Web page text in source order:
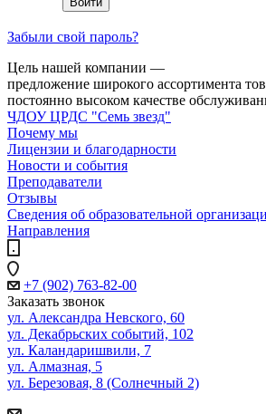
Забыли свой пароль?
Цель нашей компании —
предложение широкого ассортимента
постоянно высоком качестве
ЧДОУ ЦРДС "Семь звезд"
Почему мы
Лицензии и благодарности
Новости и события
Преподаватели
Отзывы
Cведения об образовательной
Направления
+7 (902) 763-82-00
Заказать звонок
ул. Александра Невского, 60
ул. Декабрьских событий, 102
ул. Каландаришвили, 7
ул. Алмазная, 5
ул. Березовая, 8 (Солнечный 2)